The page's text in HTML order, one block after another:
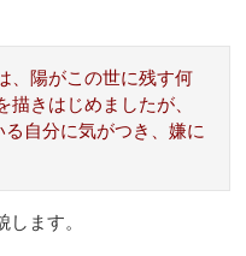
、陽がこの世に残す何
描きはじめましたが、
る自分に気がつき、嫌に
ます。